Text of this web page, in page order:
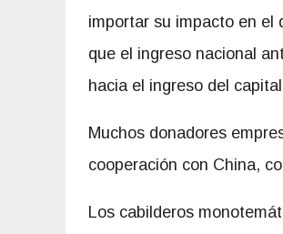
importar su impacto en el
que el ingreso nacional
hacia el ingreso del
Muchos donadores
cooperación con China,
Los cabilderos